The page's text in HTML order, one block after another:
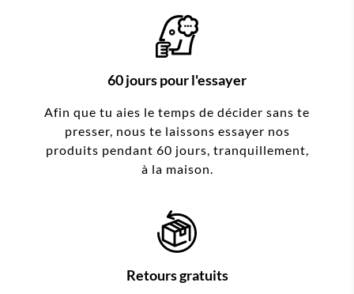
60 jours pour l'essayer
Afin que tu aies le temps de décider sans te
presser, nous te laissons essayer nos
produits pendant 60 jours, tranquillement,
à la maison.
Retours gratuits